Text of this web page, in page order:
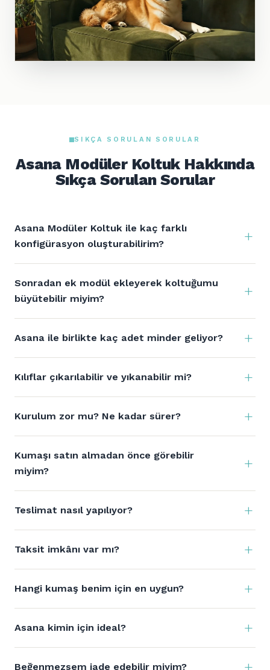
SIKÇA SORULAN SORULAR
Asana Modüler Koltuk Hakkında
Sıkça Sorulan Sorular
Asana Modüler Koltuk ile kaç farklı
konfigürasyon oluşturabilirim?
Sonradan ek modül ekleyerek koltuğumu
büyütebilir miyim?
Asana ile birlikte kaç adet minder geliyor?
Kılıflar çıkarılabilir ve yıkanabilir mi?
Kurulum zor mu? Ne kadar sürer?
Kumaşı satın almadan önce görebilir
miyim?
Teslimat nasıl yapılıyor?
Taksit imkânı var mı?
Hangi kumaş benim için en uygun?
Asana kimin için ideal?
Beğenmezsem iade edebilir miyim?